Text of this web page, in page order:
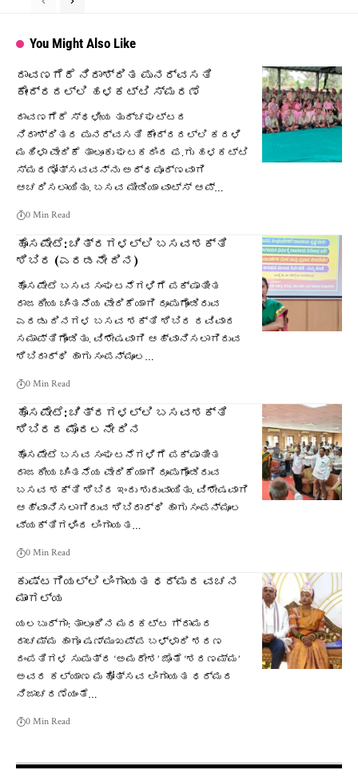
You Might Also Like
ದಾವಣಗೆರೆ ನಿರಾಶ್ರಿತ ಪುನರ್ವಸತಿ
ಕೇಂದ್ರದಲ್ಲಿ ಹಳಕಟ್ಟಿ ಸ್ಮರಣೆ
ದಾವಣಗೆರೆ ಸ್ಥಳೀಯ ತುರ್ಚಘಟ್ಟದ
ನಿರಾಶ್ರಿತರ ಪುನರ್ವಸತಿ ಕೇಂದ್ರದಲ್ಲಿ ಕದಳಿ
ಮಹಿಳಾ ವೇದಿಕೆ ತಾಲೂಕು ಘಟಕದಿಂದ ಫ.ಗು ಹಳಕಟ್ಟಿ
ಸ್ಮರಣೋತ್ಸವವನ್ನು ಅರ್ಥಪೂರ್ಣವಾಗಿ
ಆಚರಿಸಲಾಯಿತು. ಬಸವ ಮೀಡಿಯಾ ವಾಟ್ಸ್ ಆಪ್…
0 Min Read
ಹೊಸಪೇಟೆ: ಚಿತ್ರಗಳಲ್ಲಿ ಬಸವಶಕ್ತಿ
ಶಿಬಿರ (ಎರಡನೇ ದಿನ)
ಹೊಸಪೇಟೆ ಬಸವ ಸಂಘಟನೆಗಳಿಗೆ ಪಕ್ಷಾತೀತ
ರಾಜಕೀಯ ಚಿಂತನೆಯ ವೇದಿಕೆಯಾಗಿ ರೂಪುಗೊಂಡಿರುವ
ಎರಡು ದಿನಗಳ ಬಸವ ಶಕ್ತಿ ಶಿಬಿರ ರವಿವಾರ
ಸಮಾಪ್ತಿಗೊಂಡಿತು. ವಿಶೇಷವಾಗಿ ಆಹ್ವಾನಿಸಲಾಗಿರುವ
ಶಿಬಿರಾರ್ಥಿ ಹಾಗು ಸಂಪನ್ಮೂಲ…
0 Min Read
ಹೊಸಪೇಟೆ: ಚಿತ್ರಗಳಲ್ಲಿ ಬಸವಶಕ್ತಿ
ಶಿಬಿರದ ಮೊದಲನೇ ದಿನ
ಹೊಸಪೇಟೆ ಬಸವ ಸಂಘಟನೆಗಳಿಗೆ ಪಕ್ಷಾತೀತ
ರಾಜಕೀಯ ಚಿಂತನೆಯ ವೇದಿಕೆಯಾಗಿ ರೂಪುಗೊಂಡಿರುವ
ಬಸವ ಶಕ್ತಿ ಶಿಬಿರ ಇಂದು ಶುರುವಾಯಿತು. ವಿಶೇಷವಾಗಿ
ಆಹ್ವಾನಿಸಲಾಗಿರುವ ಶಿಬಿರಾರ್ಥಿ ಹಾಗು ಸಂಪನ್ಮೂಲ
ವ್ಯಕ್ತಿಗಳಿಂದ ಲಿಂಗಾಯತ…
0 Min Read
ಕುಷ್ಟಗಿಯಲ್ಲಿ ಲಿಂಗಾಯತ ಧರ್ಮದ ವಚನ
ಮಾಂಗಲ್ಯ
ಯಲಬುರ್ಗಾ: ತಾಲೂಕಿನ ಮರಕಟ್ಟ ಗ್ರಾಮದ
ರಾಚಮ್ಮ ಹಾಗೂ ಷಣ್ಮುಖಪ್ಪ ಬಳ್ಳಾರಿ ಶರಣ
ದಂಪತಿಗಳ ಸುಪುತ್ರ ‘ಅಮರೇಶ’ ಜೊತೆ ‘ಶರಣಮ್ಮ’
ಅವರ ಕಲ್ಯಾಣ ಮಹೋತ್ಸವ ಲಿಂಗಾಯತ ಧರ್ಮದ
ನಿಜಾಚರಣೆಯಂತೆ…
0 Min Read